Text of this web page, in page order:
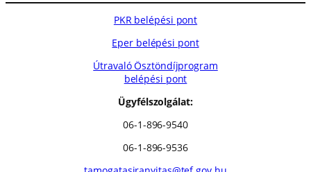
PKR belépési pont
Eper belépési pont
Útravaló Ösztöndíjprogram
belépési pont
Ügyfélszolgálat:
06-1-896-9540
06-1-896-9536